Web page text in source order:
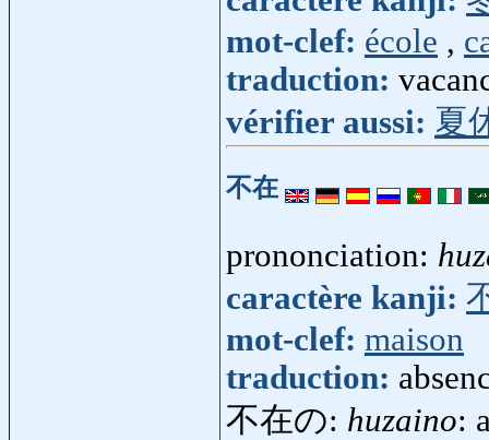
mot-clef: école ,
traduction:
vérifier aussi: 夏
不在
prononciation:
caractère kanji:
mot-clef: maison
traduction:
不在の: huzaino: